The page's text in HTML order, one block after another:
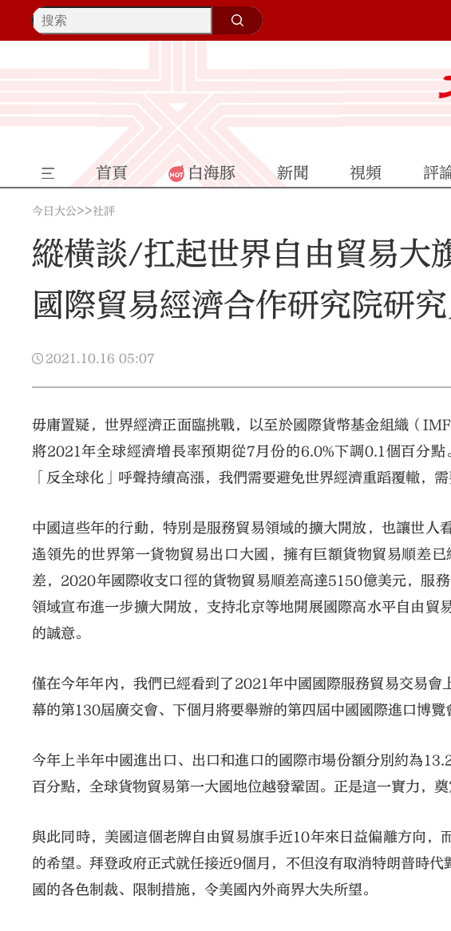
首頁 白海豚 新聞 視頻 評
今日大公>>社評
縱橫談/扛起世界自由貿易大
國際貿易經濟合作研究院研
2021.10.16 05:07
毋庸置疑，世界經濟正面臨挑戰，以至於國際貨幣基金組織（
將2021年全球經濟增長率預期從7月份的6.0%下調0.1個百分點
「反全球化」呼聲持續高漲，我們需要避免世界經濟重蹈覆轍，
中國這些年的行動，特別是服務貿易領域的擴大開放，也讓世人
遙領先的世界第一貨物貿易出口大國，擁有巨額貨物貿易順差
差，2020年國際收支口徑的貨物貿易順差高達5150億美元，服
領域宣布進一步擴大開放，支持北京等地開展國際高水平自由貿
的誠意。
僅在今年年內，我們已經看到了2021年中國國際服務貿易交易
幕的第130屆廣交會、下個月將要舉辦的第四屆中國國際進口博覽
今年上半年中國進出口、出口和進口的國際市場份額分別約為
百分點，全球貨物貿易第一大國地位越發鞏固。正是這一實力，
與此同時，美國這個老牌自由貿易旗手近10年來日益偏離方向
的希望。拜登政府正式就任接近9個月，不但沒有取消特朗普時
國的各色制裁、限制措施，令美國內外商界大失所望。